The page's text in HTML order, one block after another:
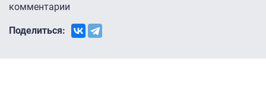
комментарии
Поделиться: